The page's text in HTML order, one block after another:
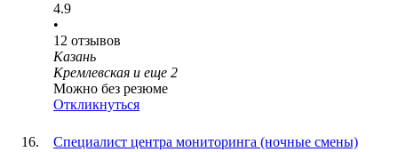
4.9
•
12 отзывов
Казань
Кремлевская и еще 2
Можно без резюме
Откликнуться
Специалист центра мониторинга (ночные смены)